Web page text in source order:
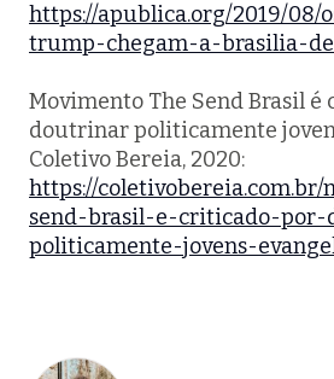
https://apublica.org/2019/08/
trump-chegam-a-brasilia-
Movimento The Send Brasil
doutrinar politicamente
Coletivo Bereia, 2020:
https://
send-brasil-e-criticado-
politicamente-jovens-